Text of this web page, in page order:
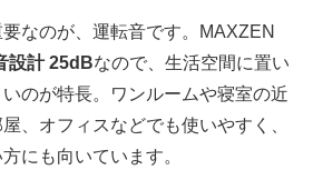
なのが、運転音です。MAXZEN
設計 25dBなので、生活空間に置い
のが特長。ワンルームや寝室の近
、オフィスなどでも使いやすく、
にも向いています。